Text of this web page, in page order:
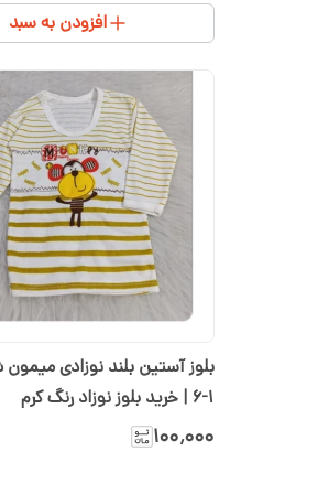
افزودن به سبد
بلوز آستین بلند نوزادی
1-6 | خرید بلوز نوزاد رنگ کرم
۱۰۰٬۰۰۰